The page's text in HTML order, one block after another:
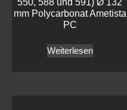
550, 588 und 591) Ø 132
mm Polycarbonat Ametista
PC
Weiterlesen